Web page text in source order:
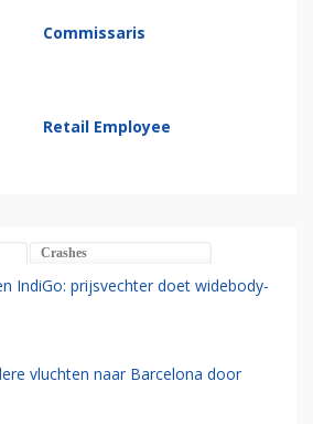
Commissaris
Retail Employee
Crashes
IndiGo: prijsvechter doet widebody-
vluchten naar Barcelona door